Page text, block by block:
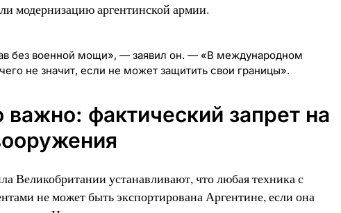
модернизацию аргентинской армии.
без военной мощи», — заявил он. — «В международном
не значит, если не может защитить свои границы».
важно: фактический запрет на
Великобритании устанавливают, что любая техника с
не может быть экспортирована Аргентине, если она